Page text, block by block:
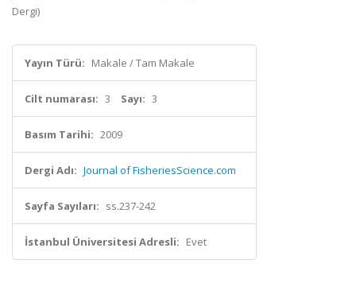
Dergi)
Yayın Türü: Makale / Tam Makale
Cilt numarası: 3 Sayı: 3
Basım Tarihi: 2009
Dergi Adı: Journal of FisheriesScience.com
Sayfa Sayıları: ss.237-242
İstanbul Üniversitesi Adresli: Evet